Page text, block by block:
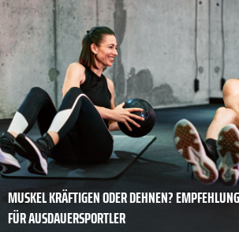
MUSKEL KRÄFTIGEN ODER DEHNEN?
FÜR AUSDAUERSPORTLER